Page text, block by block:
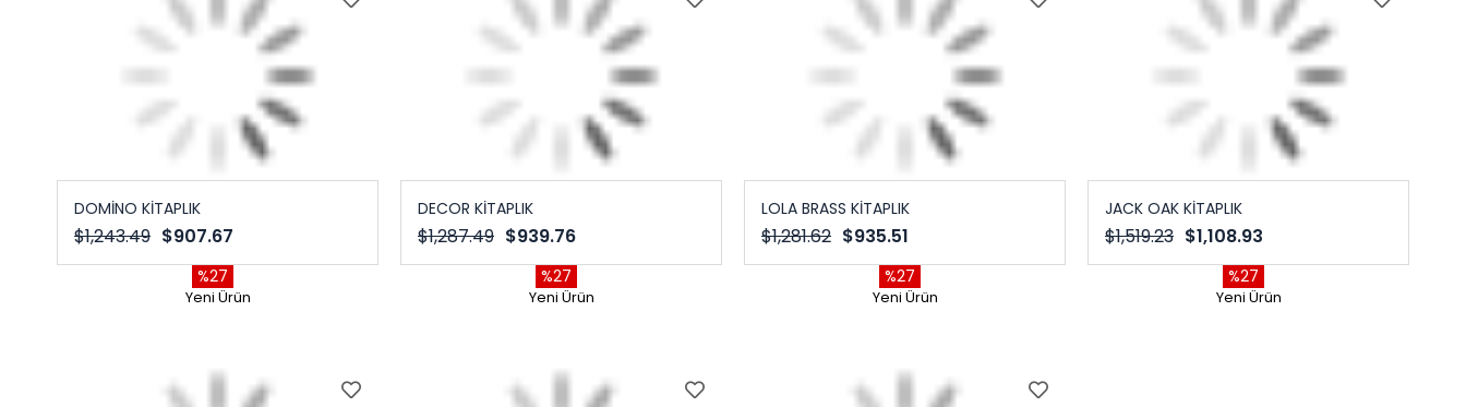
DOMİNO KİTAPLIK
$907.67
$1,243.49
%27
Yeni Ürün
DECOR KİTAPLIK
$939.76
$1,287.49
%27
Yeni Ürün
LOLA BRASS KİTAPLIK
$935.51
$1,281.62
%27
Yeni Ürün
JACK OAK KİTAPLIK
$1,108.93
$1,519.23
%27
Yeni Ürün